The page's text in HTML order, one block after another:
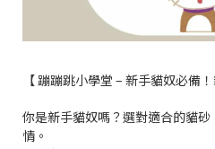
【 蹦蹦跳小學堂 – 新手貓奴必備
你是新手貓奴嗎？選對適合的貓
情。